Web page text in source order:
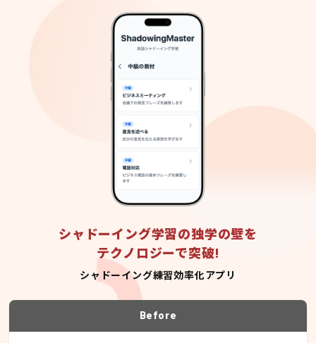
シャドーイング学習の独学の壁を
テクノロジーで突破!
シャドーイング練習効率化アプリ
Before